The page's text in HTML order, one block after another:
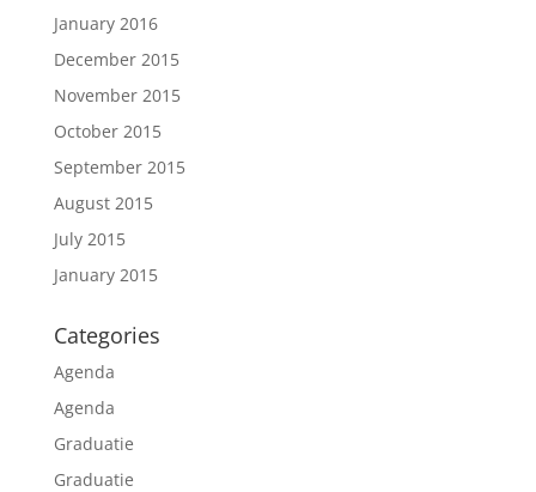
January 2016
December 2015
November 2015
October 2015
September 2015
August 2015
July 2015
January 2015
Categories
Agenda
Agenda
Graduatie
Graduatie